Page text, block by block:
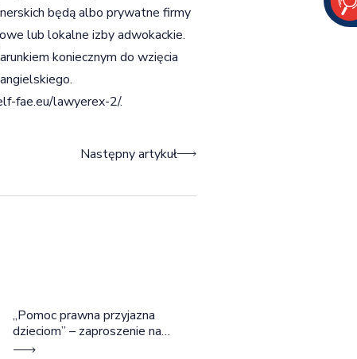
będą albo prywatne firmy
lub lokalne izby adwokackie.
koniecznym do wzięcia
fae.eu/lawyerex-2/.
Następny artykuł
„Pomoc prawna przyjazna
dzieciom” – zaproszenie na
szkolenie